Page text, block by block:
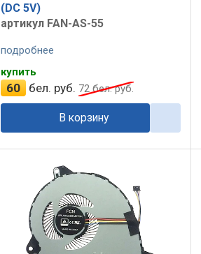
(DC 5V)
артикул FAN-AS-55
подробнее
купить
60 бел. руб. 72бел. руб.
В корзину